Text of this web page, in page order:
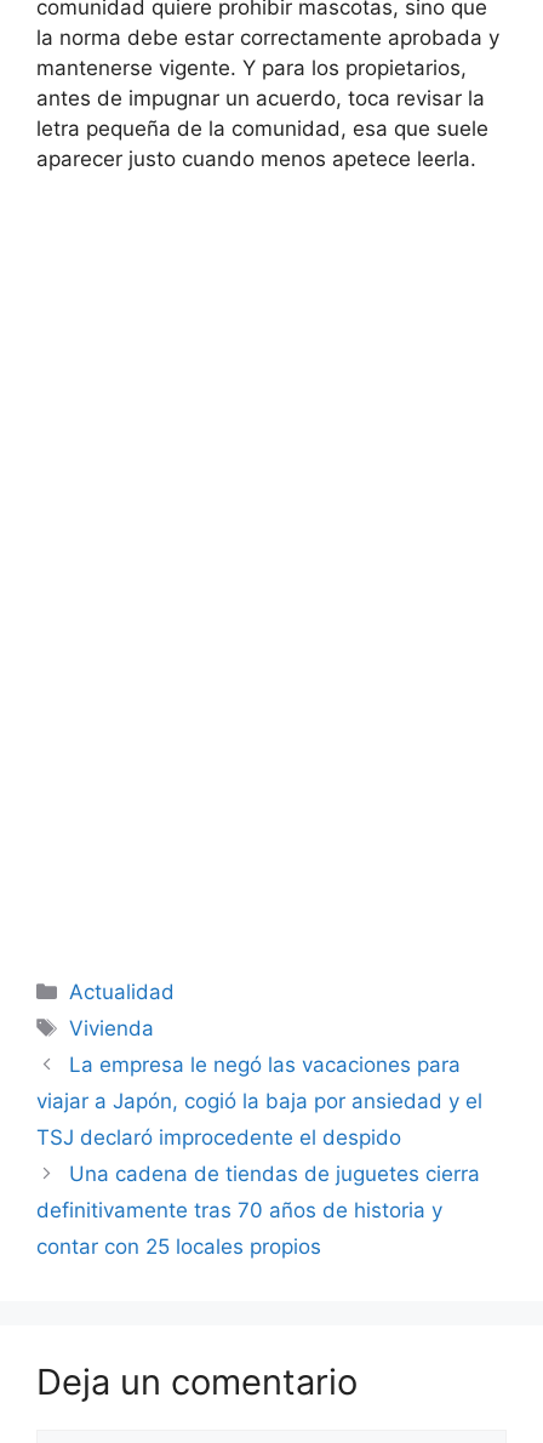
comunidad quiere prohibir mascotas, sino que
la norma debe estar correctamente aprobada y
mantenerse vigente. Y para los propietarios,
antes de impugnar un acuerdo, toca revisar la
letra pequeña de la comunidad, esa que suele
aparecer justo cuando menos apetece leerla.
Categorías
Actualidad
Etiquetas
Vivienda
La empresa le negó las vacaciones para
viajar a Japón, cogió la baja por ansiedad y el
TSJ declaró improcedente el despido
Una cadena de tiendas de juguetes cierra
definitivamente tras 70 años de historia y
contar con 25 locales propios
Deja un comentario